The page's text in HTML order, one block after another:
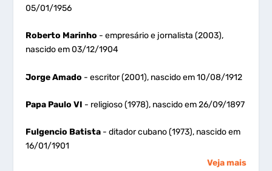
05/01/1956
Roberto Marinho - empresário e jornalista (2003),
nascido em 03/12/1904
Jorge Amado - escritor (2001), nascido em 10/08/1912
Papa Paulo VI - religioso (1978), nascido em 26/09/1897
Fulgencio Batista - ditador cubano (1973), nascido em
16/01/1901
Veja mais